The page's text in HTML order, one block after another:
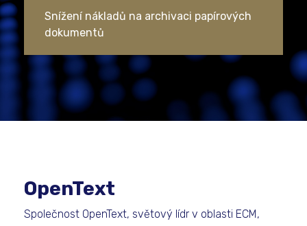
Snížení nákladů na archivaci papírových
dokumentů
OpenText
Společnost OpenText, světový lídr v oblasti ECM,